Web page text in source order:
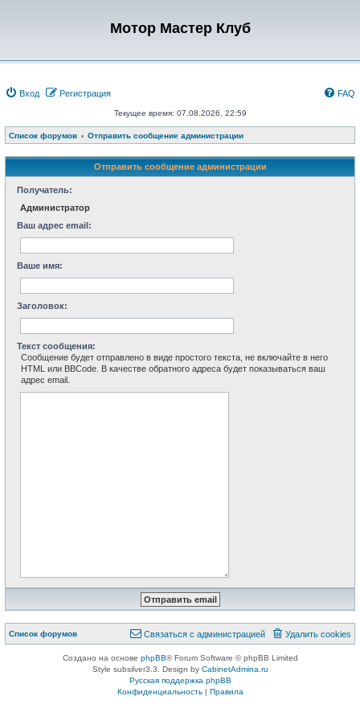
Мотор Мастер Клуб
Вход Регистрация FAQ
Текущее время: 07.08.2026, 22:59
Список форумов Отправить сообщение администрации
Отправить сообщение администрации
Получатель:
Администратор
Ваш адрес email:
Ваше имя:
Заголовок:
Текст сообщения:
Сообщение будет отправлено в виде простого текста, не включайте в него
HTML или BBCode. В качестве обратного адреса будет показываться ваш
адрес email.
Список форумов Удалить cookies
Связаться с администрацией
Создано на основе phpBB® Forum Software © phpBB Limited
Style subsilver3.3. Design by CabinetAdmina.ru
Русская поддержка phpBB
Конфиденциальность| Правила